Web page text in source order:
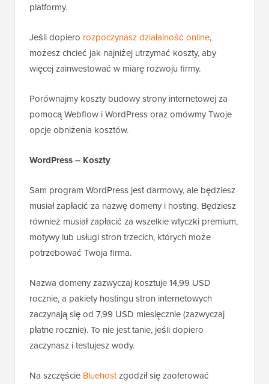
platformy.
Jeśli dopiero rozpoczynasz działalność online,
możesz chcieć jak najniżej utrzymać koszty, aby
więcej zainwestować w miarę rozwoju firmy.
Porównajmy koszty budowy strony internetowej za
pomocą Webflow i WordPress oraz omówmy Twoje
opcje obniżenia kosztów.
WordPress – Koszty
Sam program WordPress jest darmowy, ale będziesz
musiał zapłacić za nazwę domeny i hosting. Będziesz
również musiał zapłacić za wszelkie wtyczki premium,
motywy lub usługi stron trzecich, których może
potrzebować Twoja firma.
Nazwa domeny zazwyczaj kosztuje 14,99 USD
rocznie, a pakiety hostingu stron internetowych
zaczynają się od 7,99 USD miesięcznie (zazwyczaj
płatne rocznie). To nie jest tanie, jeśli dopiero
zaczynasz i testujesz wody.
Na szczęście Bluehostzgodził się zaoferować